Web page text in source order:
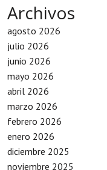
Archivos
agosto 2026
julio 2026
junio 2026
mayo 2026
abril 2026
marzo 2026
febrero 2026
enero 2026
diciembre 2025
noviembre 2025